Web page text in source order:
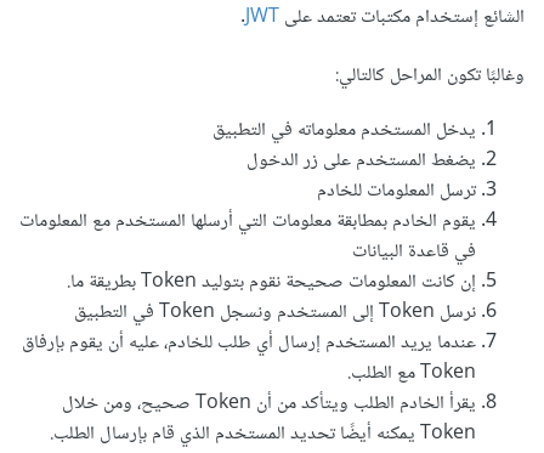
الشائع إستخدام مكتبات تعتمد علىJWT
.
وغالبًا تكون المراحل كالتالي:
يدخل المستخدم معلوماته في التطبيق
يضغط المستخدم على زر الدخول
ترسل المعلومات للخادم
يقوم الخادم بمطابقة معلومات التي أرسلها المستخدم مع المعلومات
في قاعدة البيانات
إن كانت المعلومات صحيحة نقوم بتوليد Token بطريقة ما.
نرسل Token إلى المستخدم ونسجل Token في التطبيق
عندما يريد المستخدم إرسال أي طلب للخادم، عليه أن يقوم بإرفاق
Token مع الطلب.
يقرأ الخادم الطلب ويتأكد من أن Token صحيح، ومن خلال
Token يمكنه أيضًا تحديد المستخدم الذي قام بإرسال الطلب.